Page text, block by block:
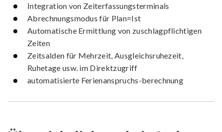
Integration von Zeiter­fassungs­terminals
Abrechnungsmodus für Plan=Ist
Automatische Ermittlung von zuschlagpflichtigen
Zeiten
Zeitsalden für Mehrzeit, Ausgleichs­ruhezeit,
Ruhetage usw. im Direkt­zugriff
automatisierte Ferien­anspruchs­-berechnung